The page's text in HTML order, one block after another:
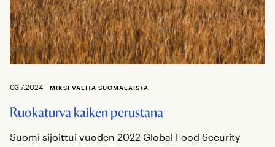
03.7.2024 MIKSI VALITA SUOMALAISTA
Ruokaturva kaiken perustana
Suomi sijoittui vuoden 2022 Global Food Security